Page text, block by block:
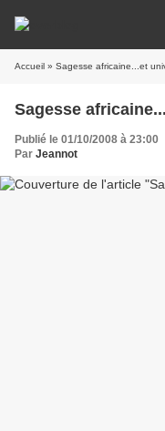
Accueil » Sagesse africaine...et
Sagesse
Publié le 01/10/2008 à 23:00
Par Jeannot